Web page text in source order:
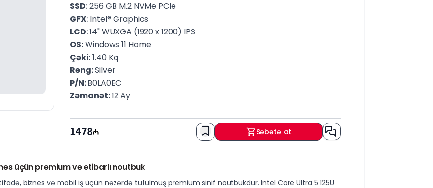
SSD: 256 GB M.2 NVMe PCIe
GFX: Intel® Graphics
LCD: 14" WUXGA (1920 x 1200) IPS
OS: Windows 11 Home
Çəki: 1.40 Kq
Rəng: Silver
P/N: B0LA0EC
Zəmanət: 12 Ay
1478 Səbətə at
üçün premium və etibarlı noutbuk
biznes və mobil iş üçün nəzərdə tutulmuş premium sinif noutbukdur. Intel Core Ultra 5 125U